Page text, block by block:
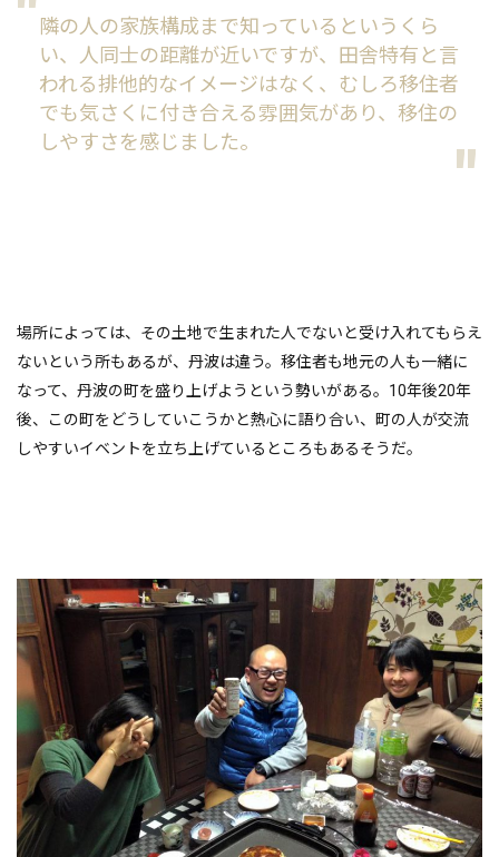
隣の人の家族構成まで知っているというくら
い、人同士の距離が近いですが、田舎特有と言
われる排他的なイメージはなく、むしろ移住者
でも気さくに付き合える雰囲気があり、移住の
しやすさを感じました。
場所によっては、その土地で生まれた人でないと受け入れてもらえ
ないという所もあるが、丹波は違う。移住者も地元の人も一緒に
なって、丹波の町を盛り上げようという勢いがある。10年後20年
後、この町をどうしていこうかと熱心に語り合い、町の人が交流
しやすいイベントを立ち上げているところもあるそうだ。